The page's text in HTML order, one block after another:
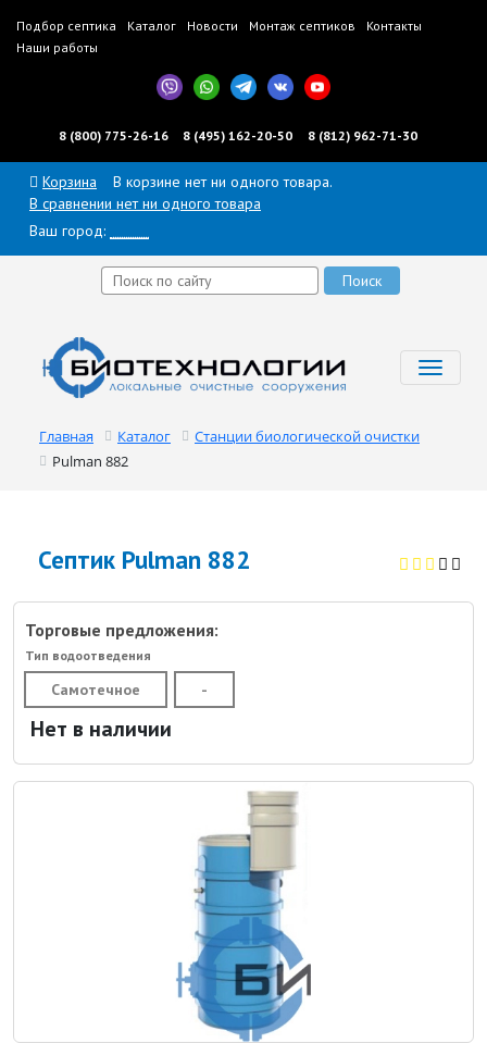
Подбор септика Каталог Новости Монтаж септиков
Контакты
Наши работы
8 (800) 775-26-16 8 (495) 162-20-50 8 (812) 962-71-30
Корзина
В корзине нет ни одного товара.
В сравнении нет ни одного товара
Ваш город:
Главная Каталог
Станции биологической очистки
Pulman 882
Септик Pulman 882
Торговые предложения:
Тип водоотведения
Самотечное -
Нет в наличии